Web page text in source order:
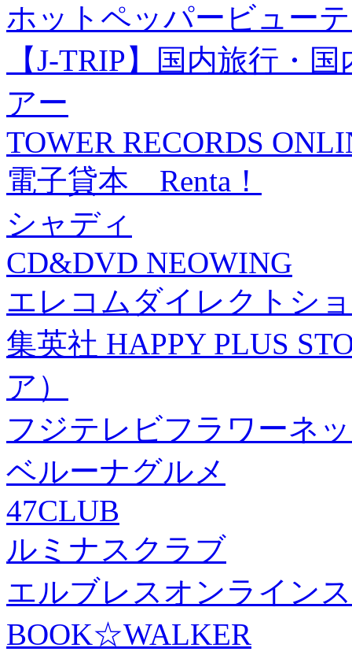
ホットペッパービュー
【J-TRIP】国内旅行・
アー
TOWER RECORDS
電子貸本 Renta！
シャディ
CD&DVD NEOWING
エレコムダイレクトシ
集英社 HAPPY PLUS
ア）
フジテレビフラワーネ
ベルーナグルメ
47CLUB
ルミナスクラブ
エルブレスオンライン
BOOK☆WALKER